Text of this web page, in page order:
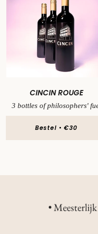
CINCIN ROUGE
3 bottles of philosophers'
Bestel €30
•